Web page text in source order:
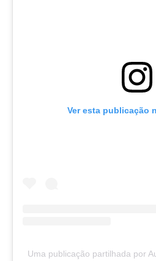
Ver esta publicação
Uma publicação partilhada por